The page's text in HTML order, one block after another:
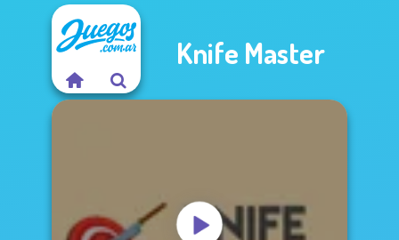
Knife Master